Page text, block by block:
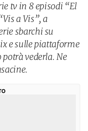
tv in 8 episodi “El
a Vis”, a
sbarchi su
e sulle piattaforme
vederla. Ne